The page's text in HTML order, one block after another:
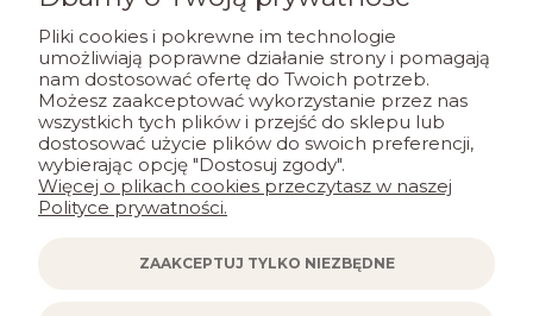
Jak zbieramy opinie?
wyróżniona
Alona
zweryfikowano
Nieszablonowe podejście do klienta.
Widać, że im zależy.
1 0
Pliki cookies i pokrewne im technologie
umożliwiają poprawne działanie strony i pomagają
nam dostosować ofertę do Twoich potrzeb.
Możesz zaakceptować wykorzystanie przez nas
wszystkich tych plików i przejść do sklepu lub
dostosować użycie plików do swoich preferencji,
wybierając opcję "Dostosuj zgody".
Więcej o plikach cookies przeczytasz w naszej
Polityce prywatności.
ZAAKCEPTUJ TYLKO NIEZBĘDNE